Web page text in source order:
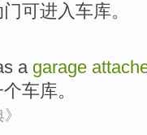
可进入车库。
a garage
个车库。